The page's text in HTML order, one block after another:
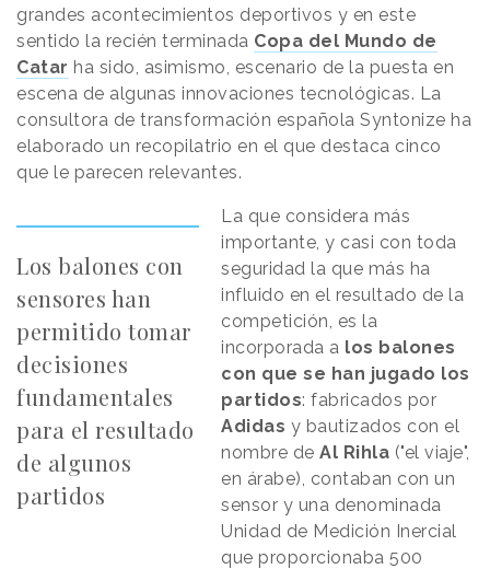
grandes acontecimientos deportivos y en este
sentido la recién terminada Copa del Mundo de
Catar ha sido, asimismo, escenario de la puesta en
escena de algunas innovaciones tecnológicas. La
consultora de transformación española Syntonize ha
elaborado un recopilatrio en el que destaca cinco
que le parecen relevantes.
Los balones con
sensores han
permitido tomar
decisiones
fundamentales
para el resultado
de algunos
partidos
La que considera más
importante, y casi con toda
seguridad la que más ha
influido en el resultado de la
competición, es la
incorporada a los balones
con que se han jugado los
partidos: fabricados por
Adidas y bautizados con el
nombre de Al Rihla ("el viaje",
en árabe), contaban con un
sensor y una denominada
Unidad de Medición Inercial
que proporcionaba 500